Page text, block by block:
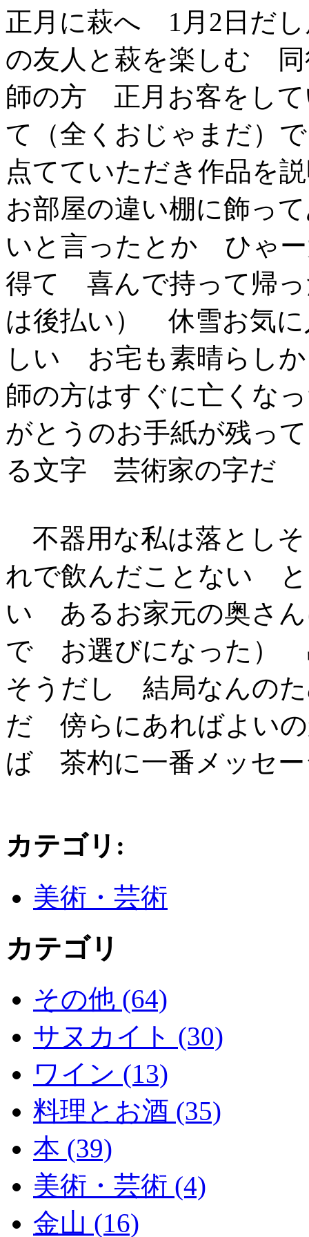
正月に萩へ 1月2日だ
の友人と萩を楽しむ 同
師の方 正月お客をして
て（全くおじゃまだ）
点てていただき作品を
お部屋の違い棚に飾っ
いと言ったとか ひゃ
得て 喜んで持って帰っ
は後払い） 休雪お気に
しい お宅も素晴らし
師の方はすぐに亡くな
がとうのお手紙が残っ
る文字 芸術家の字だ
不器用な私は落とし
れで飲んだことない
い あるお家元の奥さ
で お選びになった）
そうだし 結局なんの
だ 傍らにあればよい
ば 茶杓に一番メッセ
カテゴリ :
美術・芸術
カテゴリ
その他 (64)
サヌカイト (30)
ワイン (13)
料理とお酒 (35)
本 (39)
美術・芸術 (4)
金山 (16)